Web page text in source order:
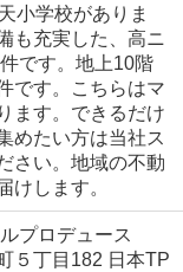
小学校がありま
も充実した、高ニ
です。地上10階
です。こちらはマ
ます。できるだけ
めたい方は当社ス
さい。地域の不動
けします。
プロデュース
５丁目182 日本TP